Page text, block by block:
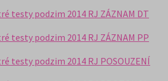
testy podzim 2014 RJ ZÁZNAM DT
testy podzim 2014 RJ ZÁZNAM PP
testy podzim 2014 RJ POSOUZENÍ